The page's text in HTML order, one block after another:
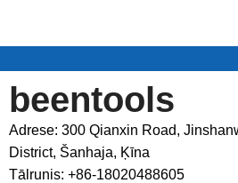
beentools
Adrese: 300 Qianxin Road,
District, Šanhaja, Ķīna
Tālrunis: +86-18020488605